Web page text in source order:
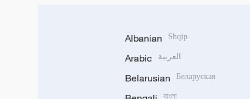
Albanian Shqip
Arabic العربية
Belarusian Беларуская
বাংলা